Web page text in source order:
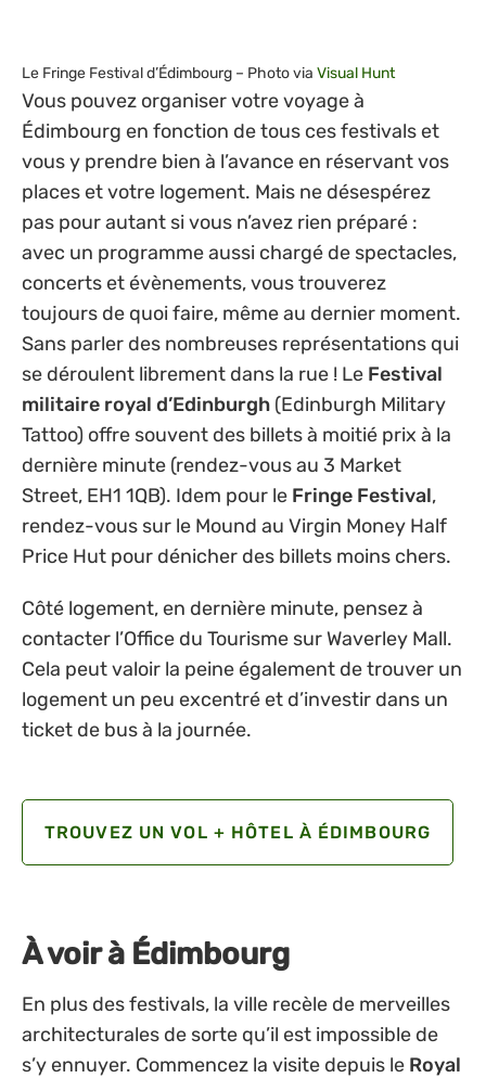
Le Fringe Festival d’Édimbourg – Photo via Visual Hunt
Vous pouvez organiser votre voyage à
Édimbourg en fonction de tous ces festivals et
vous y prendre bien à l’avance en réservant vos
places et votre logement. Mais ne désespérez
pas pour autant si vous n’avez rien préparé :
avec un programme aussi chargé de spectacles,
concerts et évènements, vous trouverez
toujours de quoi faire, même au dernier moment.
Sans parler des nombreuses représentations qui
se déroulent librement dans la rue ! Le Festival
militaire royal d’Edinburgh (Edinburgh Military
Tattoo) offre souvent des billets à moitié prix à la
dernière minute (rendez-vous au 3 Market
Street, EH1 1QB). Idem pour le Fringe Festival,
rendez-vous sur le Mound au Virgin Money Half
Price Hut pour dénicher des billets moins chers.
Côté logement, en dernière minute, pensez à
contacter l’Office du Tourisme sur Waverley Mall.
Cela peut valoir la peine également de trouver un
logement un peu excentré et d’investir dans un
ticket de bus à la journée.
TROUVEZ UN VOL + HÔTEL À ÉDIMBOURG
À voir à Édimbourg
En plus des festivals, la ville recèle de merveilles
architecturales de sorte qu’il est impossible de
s’y ennuyer. Commencez la visite depuis le Royal